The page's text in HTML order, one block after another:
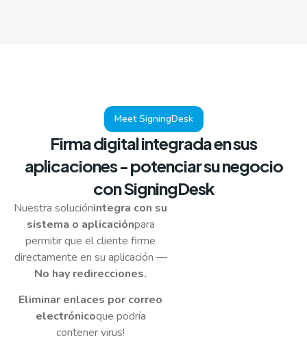
Meet SigningDesk
Firma digital integrada en sus
aplicaciones - potenciar su negocio
con SigningDesk
Nuestra soluciónintegra con su
sistema o aplicaciónpara
permitir que el cliente firme
directamente en su aplicación —
No hay redirecciones.
Eliminar enlaces por correo
electrónicoque podría
contener virus!